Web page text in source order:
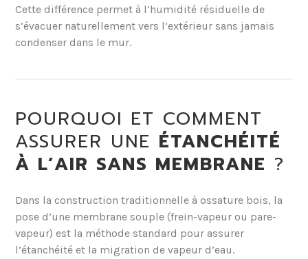
Cette différence permet à l’humidité résiduelle de
s’évacuer naturellement vers l’extérieur sans jamais
condenser dans le mur.
POURQUOI ET COMMENT
ASSURER UNE ÉTANCHÉITÉ
À L’AIR SANS MEMBRANE ?
Dans la construction traditionnelle à ossature bois, la
pose d’une membrane souple (frein-vapeur ou pare-
vapeur) est la méthode standard pour assurer
l’étanchéité et la migration de vapeur d’eau.